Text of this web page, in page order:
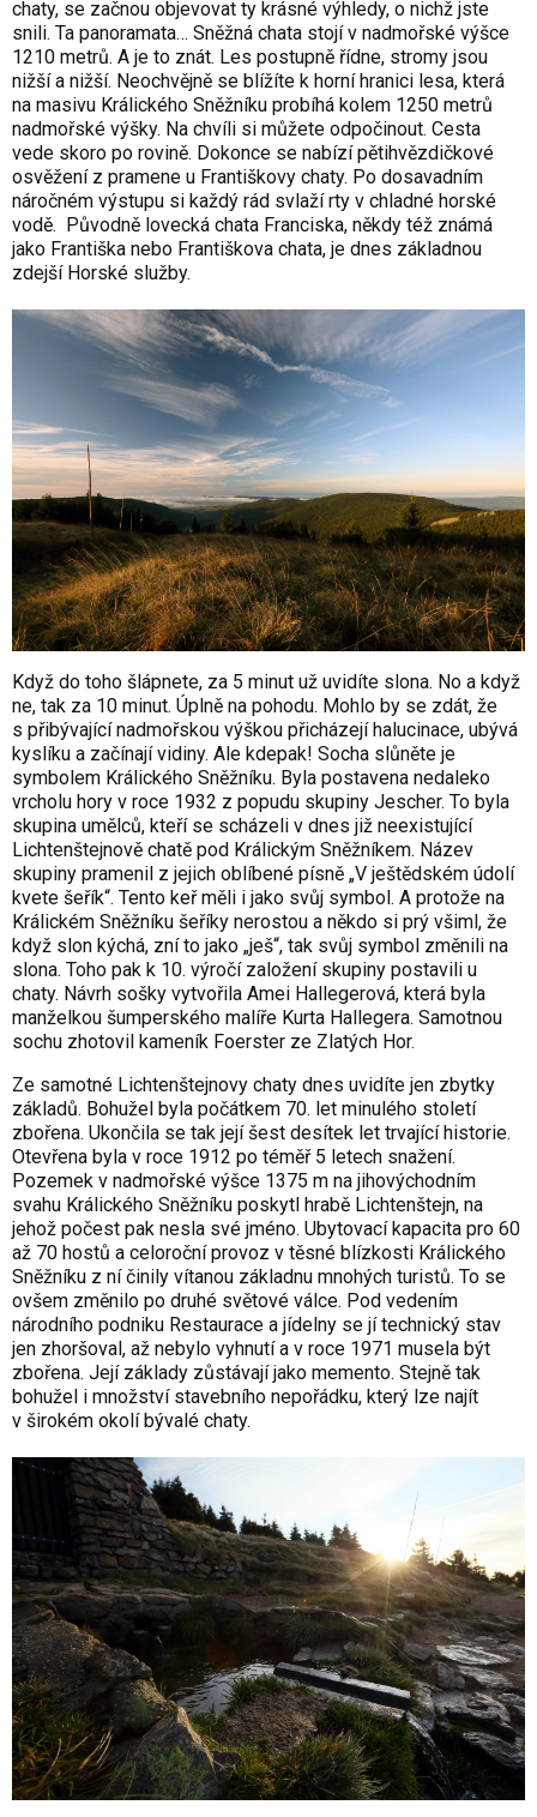
chaty, se začnou objevovat ty krásné výhledy, o nichž jste
snili. Ta panoramata… Sněžná chata stojí v nadmořské výšce
1210 metrů. A je to znát. Les postupně řídne, stromy jsou
nižší a nižší. Neochvějně se blížíte k horní hranici lesa, která
na masivu Králického Sněžníku probíhá kolem 1250 metrů
nadmořské výšky. Na chvíli si můžete odpočinout. Cesta
vede skoro po rovině. Dokonce se nabízí pětihvězdičkové
osvěžení z pramene u Františkovy chaty. Po dosavadním
náročném výstupu si každý rád svlaží rty v chladné horské
vodě. Původně lovecká chata Franciska, někdy též známá
jako Františka nebo Františkova chata, je dnes základnou
zdejší Horské služby.
Když do toho šlápnete, za 5 minut už uvidíte slona. No a když
ne, tak za 10 minut. Úplně na pohodu. Mohlo by se zdát, že
s přibývající nadmořskou výškou přicházejí halucinace, ubývá
kyslíku a začínají vidiny. Ale kdepak! Socha slůněte je
symbolem Králického Sněžníku. Byla postavena nedaleko
vrcholu hory v roce 1932 z popudu skupiny Jescher. To byla
skupina umělců, kteří se scházeli v dnes již neexistující
Lichtenštejnově chatě pod Králickým Sněžníkem. Název
skupiny pramenil z jejich oblíbené písně „V ještědském údolí
kvete šeřík“. Tento keř měli i jako svůj symbol. A protože na
Králickém Sněžníku šeříky nerostou a někdo si prý všiml, že
když slon kýchá, zní to jako „ješ“, tak svůj symbol změnili na
slona. Toho pak k 10. výročí založení skupiny postavili u
chaty. Návrh sošky vytvořila Amei Hallegerová, která byla
manželkou šumperského malíře Kurta Hallegera. Samotnou
sochu zhotovil kameník Foerster ze Zlatých Hor.
Ze samotné Lichtenštejnovy chaty dnes uvidíte jen zbytky
základů. Bohužel byla počátkem 70. let minulého století
zbořena. Ukončila se tak její šest desítek let trvající historie.
Otevřena byla v roce 1912 po téměř 5 letech snažení.
Pozemek v nadmořské výšce 1375 m na jihovýchodním
svahu Králického Sněžníku poskytl hrabě Lichtenštejn, na
jehož počest pak nesla své jméno. Ubytovací kapacita pro 60
až 70 hostů a celoroční provoz v těsné blízkosti Králického
Sněžníku z ní činily vítanou základnu mnohých turistů. To se
ovšem změnilo po druhé světové válce. Pod vedením
národního podniku Restaurace a jídelny se jí technický stav
jen zhoršoval, až nebylo vyhnutí a v roce 1971 musela být
zbořena. Její základy zůstávají jako memento. Stejně tak
bohužel i množství stavebního nepořádku, který lze najít
v širokém okolí bývalé chaty.